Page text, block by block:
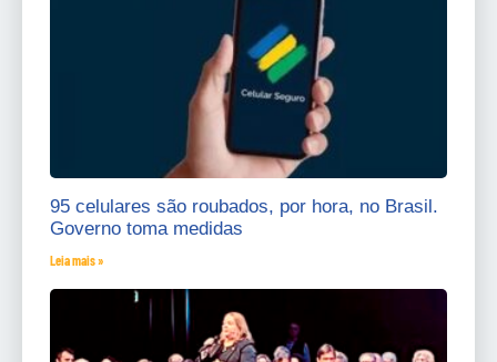
95 celulares são roubados, por hora, no Brasil.
Governo toma medidas
Leia mais »